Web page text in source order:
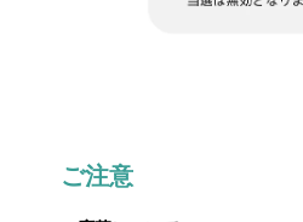
ご注意